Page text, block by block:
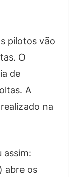
pilotos vão
O
de
A
na
assim:
abre os